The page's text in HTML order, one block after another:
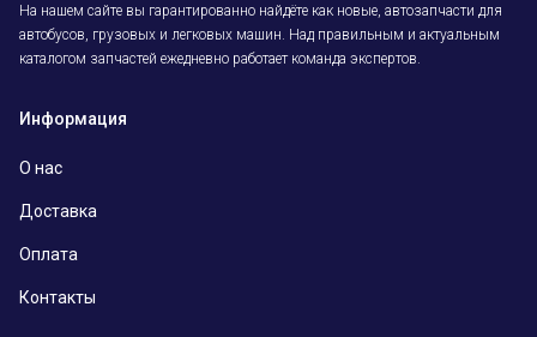
На нашем сайте вы гарантированно найдёте как новые, автозапчасти для
автобусов, грузовых и легковых машин. Над правильным и актуальным
каталогом запчастей ежедневно работает команда экспертов.
Информация
О нас
Доставка
Оплата
Контакты